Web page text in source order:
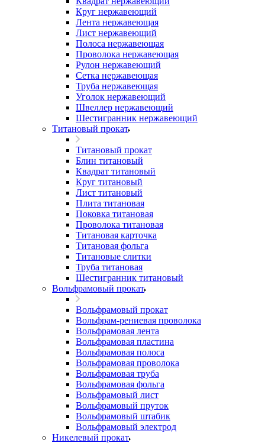
Круг нержавеющий
Лента нержавеющая
Лист нержавеющий
Полоса нержавеющая
Проволока нержавеющая
Рулон нержавеющий
Сетка нержавеющая
Труба нержавеющая
Уголок нержавеющий
Швеллер нержавеющий
Шестигранник нержавеющий
Титановый прокат
Титановый прокат
Блин титановый
Квадрат титановый
Круг титановый
Лист титановый
Плита титановая
Поковка титановая
Проволока титановая
Титановая карточка
Титановая фольга
Титановые слитки
Труба титановая
Шестигранник титановый
Вольфрамовый прокат
Вольфрамовый прокат
Вольфрам-рениевая проволока
Вольфрамовая лента
Вольфрамовая пластина
Вольфрамовая полоса
Вольфрамовая проволока
Вольфрамовая труба
Вольфрамовая фольга
Вольфрамовый лист
Вольфрамовый пруток
Вольфрамовый штабик
Вольфрамовый электрод
Никелевый прокат